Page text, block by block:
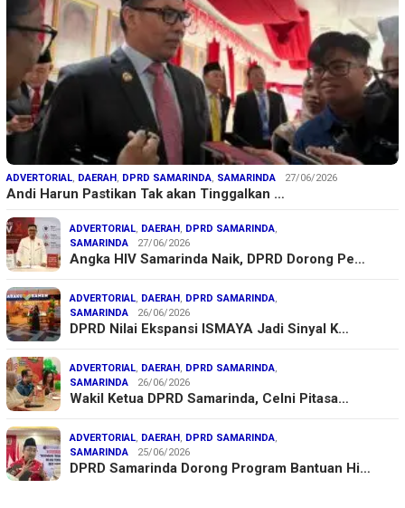
ADVERTORIAL, DAERAH, DPRD SAMARINDA, SAMARINDA 27/06/2026
Andi Harun Pastikan Tak akan Tinggalkan …
ADVERTORIAL, DAERAH, DPRD SAMARINDA,
SAMARINDA
27/06/2026
Angka HIV Samarinda Naik, DPRD Dorong Pe…
ADVERTORIAL, DAERAH, DPRD SAMARINDA,
SAMARINDA
26/06/2026
DPRD Nilai Ekspansi ISMAYA Jadi Sinyal K…
ADVERTORIAL, DAERAH, DPRD SAMARINDA,
SAMARINDA
26/06/2026
Wakil Ketua DPRD Samarinda, Celni Pitasa…
ADVERTORIAL, DAERAH, DPRD SAMARINDA,
SAMARINDA
25/06/2026
DPRD Samarinda Dorong Program Bantuan Hi…